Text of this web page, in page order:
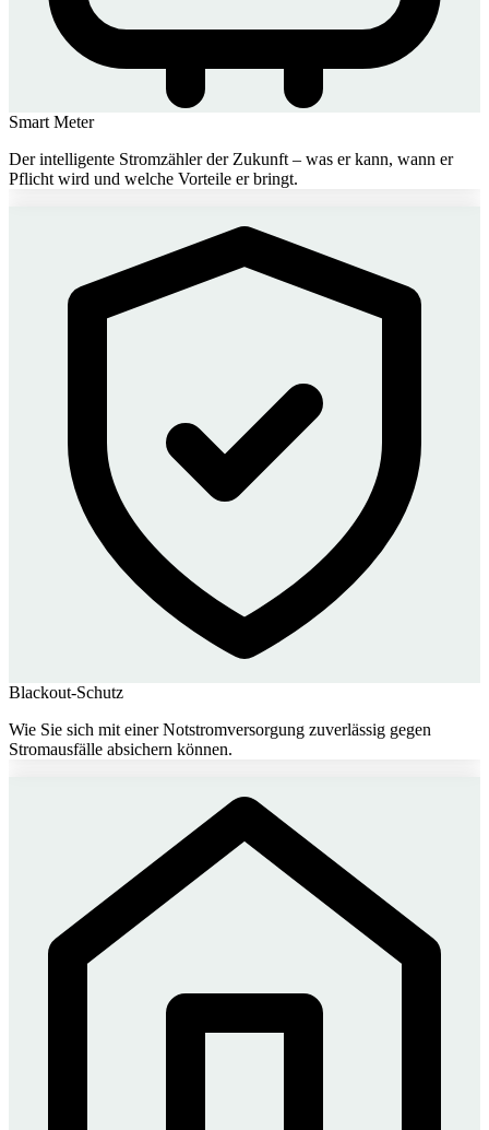
Smart Meter
Der intelligente Stromzähler der Zukunft – was er kann, wann er
Pflicht wird und welche Vorteile er bringt.
Blackout-Schutz
Wie Sie sich mit einer Notstromversorgung zuverlässig gegen
Stromausfälle absichern können.